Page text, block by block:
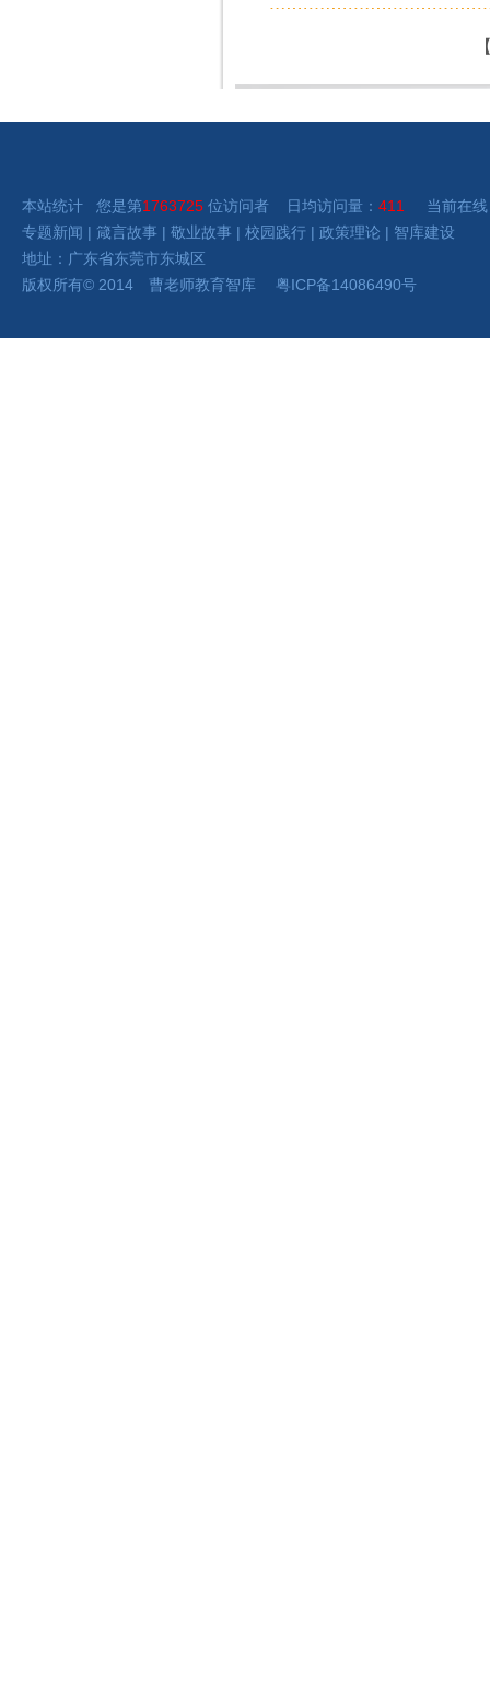
本站统计 您是第1763725 位访问者 日均访问量： 411
当前在线
专题新闻 | 箴言故事 | 敬业故事 | 校园践行 | 政策理论 | 智库建设
地址：广东省东莞市东城区
版权所有© 2014 曹老师教育智库 粤ICP备14086490号